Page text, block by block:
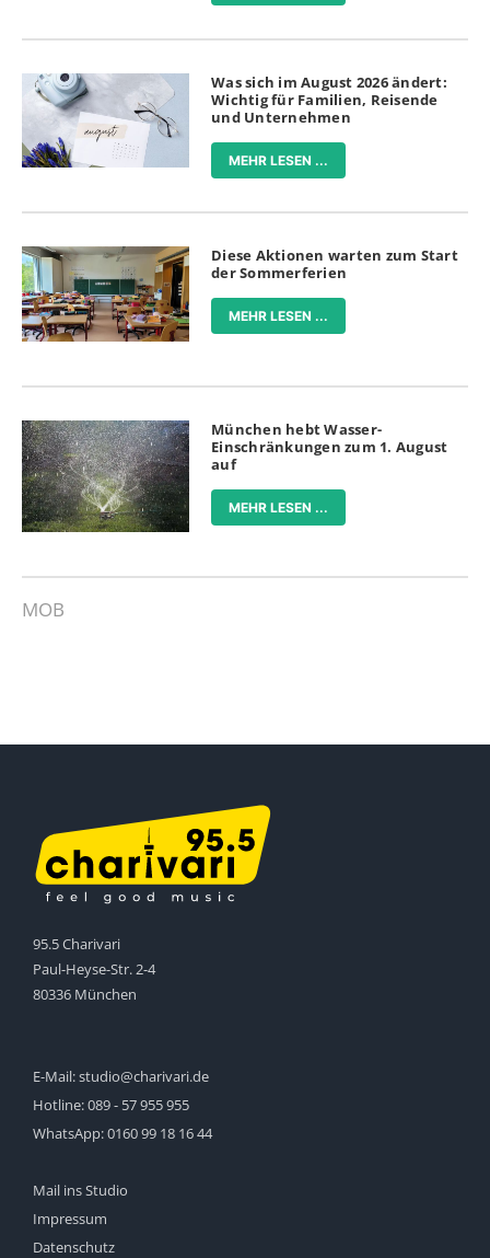
Was sich im August 2026 ändert:
Wichtig für Familien, Reisende
und Unternehmen
MEHR LESEN ...
Diese Aktionen warten zum Start
der Sommerferien
MEHR LESEN ...
München hebt Wasser-
Einschränkungen zum 1. August
auf
MEHR LESEN ...
MOB
95.5 Charivari
Paul-Heyse-Str. 2-4
80336 München
E-Mail:studio@charivari.de
Hotline:089 - 57 955 955
WhatsApp:0160 99 18 16 44
Mail ins Studio
Impressum
Datenschutz